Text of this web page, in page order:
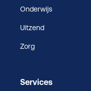
Onderwijs
Uitzend
Zorg
Services